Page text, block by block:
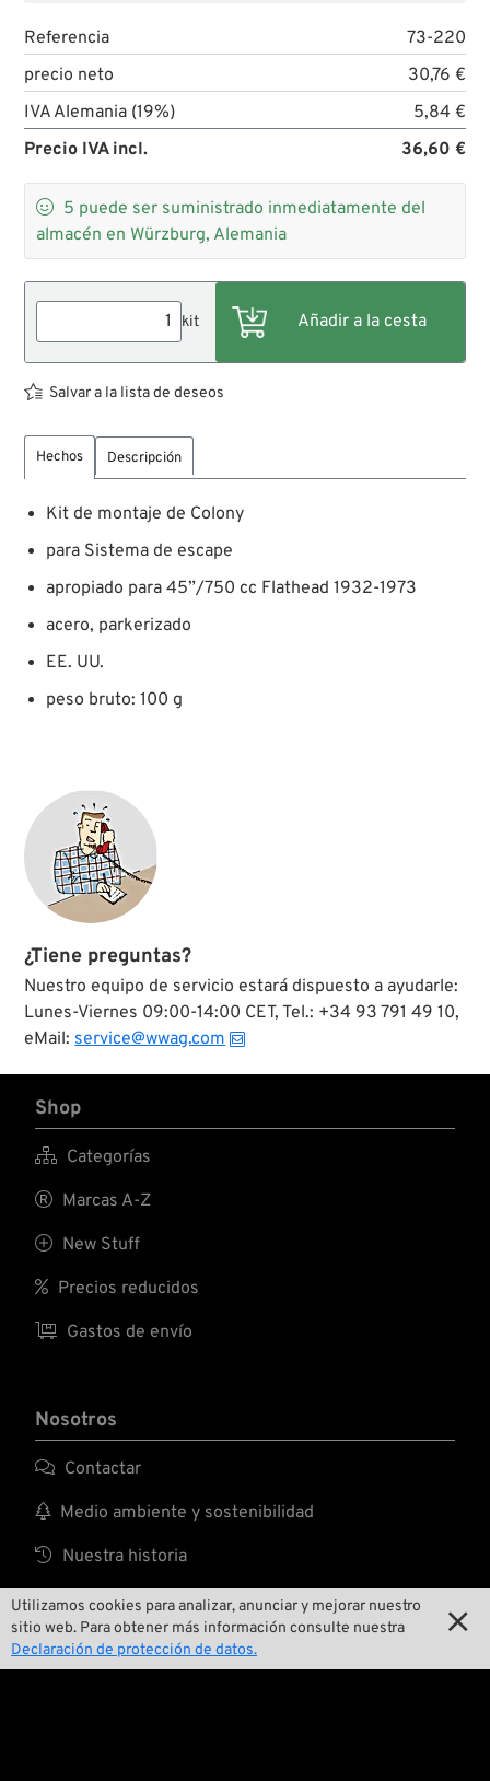
Utilizamos cookies para analizar, anunciar y mejorar nuestro
sitio web. Para obtener más información consulte nuestra
Declaración de protección de datos.

Referencia
73-220
precio neto
30,76 €
IVA Alemania (19%)
5,84 €
Precio IVA incl.
36,60 €
 5 puede ser suministrado inmediatamente del
almacén en Würzburg, Alemania
kit
Salvar a la lista de deseos
Hechos Descripción
Kit de montaje de Colony
para Sistema de escape
apropiado para 45”/750 cc Flathead 1932-1973
acero, parkerizado
EE. UU.
peso bruto: 100 g
¿Tiene preguntas?
Nuestro equipo de servicio estará dispuesto a ayudarle:
Lunes-Viernes 09:00-14:00 CET, Tel.: +34 93 791 49 10,
eMail: service@wwag.com
Shop
 Categorías
 Marcas A-Z
 New Stuff
 Precios reducidos
 Gastos de envío
Nosotros
 Contactar
 Medio ambiente y sostenibilidad
 Nuestra historia
 Wrecking Crew